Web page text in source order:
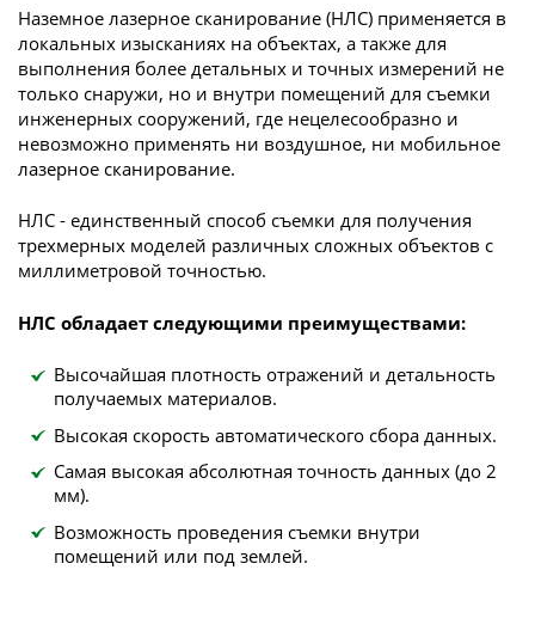
Наземное лазерное сканирование (НЛС) применяется в
локальных изысканиях на объектах, а также для
выполнения более детальных и точных измерений не
только снаружи, но и внутри помещений для съемки
инженерных сооружений, где нецелесообразно и
невозможно применять ни воздушное, ни мобильное
лазерное сканирование.
НЛС - единственный способ съемки для получения
трехмерных моделей различных сложных объектов с
миллиметровой точностью.
НЛС обладает следующими преимуществами:
Высочайшая плотность отражений и детальность
получаемых материалов.
Высокая скорость автоматического сбора данных.
Самая высокая абсолютная точность данных (до 2
мм).
Возможность проведения съемки внутри
помещений или под землей.